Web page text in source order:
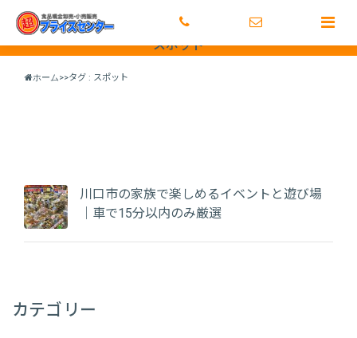
トップ 激安のヒミツ 店舗情報 メディア情報 正社
スポット
ホーム>>タグ : スポット
川口市の家族で楽しめるイベントと遊び場
｜車で15分以内のみ厳選
カテゴリー